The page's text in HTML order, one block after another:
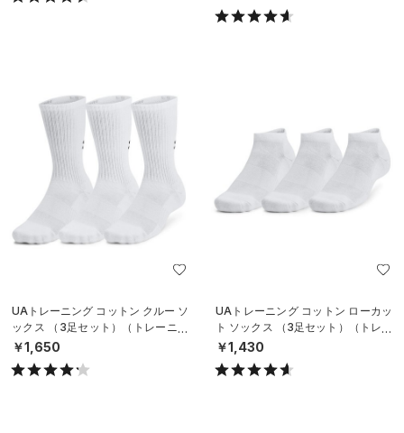
UAトレーニング コットン クルー ソ
ックス （3足セット）（トレーニン
グ/UNISEX）
￥1,650
UAトレーニング コットン ローカッ
ト ソックス （3足セット）（トレー
ニング/UNISEX）
￥1,430